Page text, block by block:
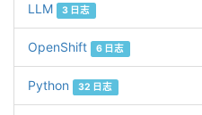
LLM 3 日志
OpenShift 6 日志
Python 32 日志